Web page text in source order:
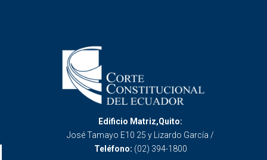
Edificio Matriz,Quito:
José Tamayo E10 25 y Lizardo García /
Teléfono: (02) 394-1800